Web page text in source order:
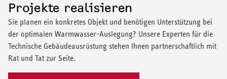
Projekte realisieren
Sie planen ein konkretes Objekt und benötigen Unterstützung bei
der optimalen Warmwasser-Auslegung? Unsere Experten für die
Technische Gebäudeausrüstung stehen Ihnen partnerschaftlich mit
Rat und Tat zur Seite.